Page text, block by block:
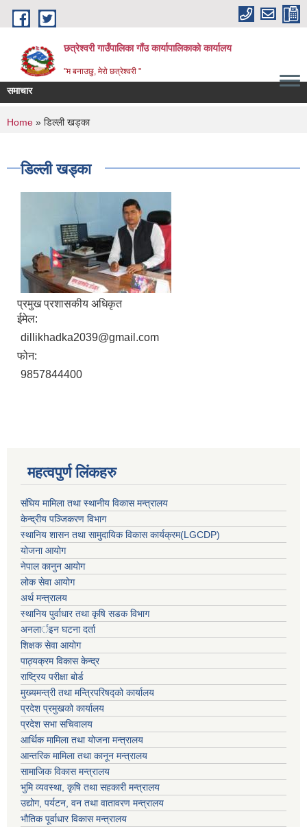
Skip to main content
छत्रेश्वरी गाउँपालिका गाँउ कार्यापालिकाको कार्यालय
"म बनाउछु, मेरो छत्रेश्वरी "
समाचार
You are here
Home » डिल्ली खड्का
डिल्ली खड्का
प्रमुख प्रशासकीय अधिकृत
ईमेल:
dillikhadka2039@gmail.com
फोन:
9857844400
महत्वपुर्ण लिंकहरु
संघिय मामिला तथा स्थानीय विकास मन्त्रालय
केन्द्रीय पञ्जिकरण विभाग
स्थानिय शासन तथा सामुदायिक विकास कार्यक्रम(LGCDP)
योजना आयोग
नेपाल कानुन आयोग
लोक सेवा आयोग
अर्थ मन्त्रालय
स्थानिय पुर्वाधार तथा कृषि सडक विभाग
अनलार्इन घटना दर्ता
शिक्षक सेवा आयोग
पाठ्यक्रम विकास केन्द्र
राष्ट्रिय परीक्षा बोर्ड
मुख्यमन्त्री तथा मन्त्रिपरिषद्को कार्यालय
प्रदेश प्रमुखको कार्यालय
प्रदेश सभा सचिवालय
आर्थिक मामिला तथा योजना मन्त्रालय
आन्तरिक मामिला तथा कानून मन्त्रालय
सामाजिक विकास मन्त्रालय
भुमि व्यवस्था, कृषि तथा सहकारी मन्त्रालय
उद्योग, पर्यटन, वन तथा वातावरण मन्त्रालय
भौतिक पूर्वाधार विकास मन्त्रालय